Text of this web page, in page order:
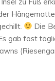
Die
gab fast